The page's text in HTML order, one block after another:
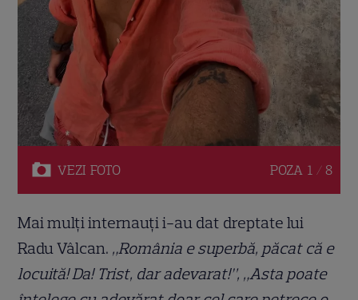
VEZI FOTO POZA 1 / 8
Mai mulți internauți i-au dat dreptate lui
Radu Vâlcan. „România e superbă, păcat că e
locuită! Da! Trist, dar adevarat!”, „Asta poate